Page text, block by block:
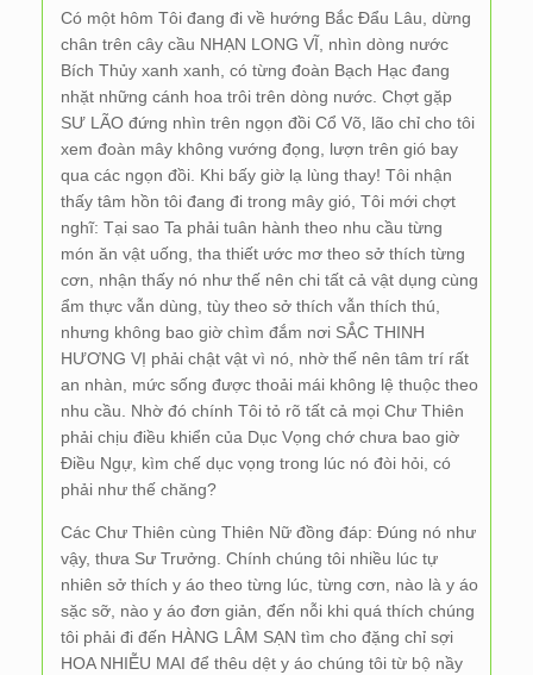
Có một hôm Tôi đang đi về hướng Bắc Đẩu Lâu, dừng
chân trên cây cầu NHẠN LONG VĨ, nhìn dòng nước
Bích Thủy xanh xanh, có từng đoàn Bạch Hạc đang
nhặt những cánh hoa trôi trên dòng nước. Chợt gặp
SƯ LÃO đứng nhìn trên ngọn đồi Cổ Võ, lão chỉ cho tôi
xem đoàn mây không vướng đọng, lượn trên gió bay
qua các ngọn đồi. Khi bấy giờ lạ lùng thay! Tôi nhận
thấy tâm hồn tôi đang đi trong mây gió, Tôi mới chợt
nghĩ: Tại sao Ta phải tuân hành theo nhu cầu từng
món ăn vật uống, tha thiết ước mơ theo sở thích từng
cơn, nhận thấy nó như thế nên chi tất cả vật dụng cùng
ẩm thực vẫn dùng, tùy theo sở thích vẫn thích thú,
nhưng không bao giờ chìm đắm nơi SẮC THINH
HƯƠNG VỊ phải chật vật vì nó, nhờ thế nên tâm trí rất
an nhàn, mức sống được thoải mái không lệ thuộc theo
nhu cầu. Nhờ đó chính Tôi tỏ rõ tất cả mọi Chư Thiên
phải chịu điều khiển của Dục Vọng chớ chưa bao giờ
Điều Ngự, kìm chế dục vọng trong lúc nó đòi hỏi, có
phải như thế chăng?
Các Chư Thiên cùng Thiên Nữ đồng đáp: Đúng nó như
vậy, thưa Sư Trưởng. Chính chúng tôi nhiều lúc tự
nhiên sở thích y áo theo từng lúc, từng cơn, nào là y áo
sặc sỡ, nào y áo đơn giản, đến nỗi khi quá thích chúng
tôi phải đi đến HÀNG LÂM SẠN tìm cho đặng chỉ sợi
HOA NHIỄU MAI để thêu dệt y áo chúng tôi từ bộ nầy